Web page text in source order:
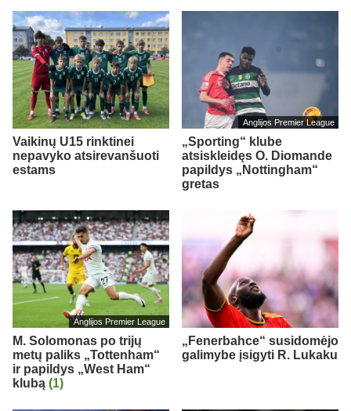
Vaikinų U15 rinktinei
nepavyko atsirevanšuoti
estams
Anglijos Premier League
„Sporting“ klube
atsiskleidęs O. Diomande
papildys „Nottingham“
gretas
Anglijos Premier League
M. Solomonas po trijų
metų paliks „Tottenham“
ir papildys „West Ham“
klubą (1)
„Fenerbahce“ susidomėjo
galimybe įsigyti R. Lukaku